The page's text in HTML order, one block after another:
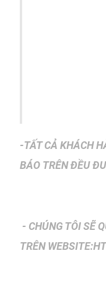
-TẤT CẢ KHÁCH
BÁO TRÊN ĐỀU
- CHÚNG TÔI SẼ
TRÊN